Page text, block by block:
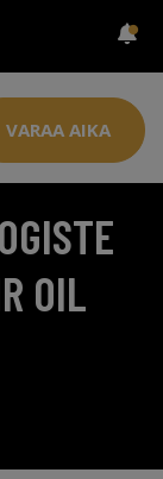
VARAA AIKA
OIL